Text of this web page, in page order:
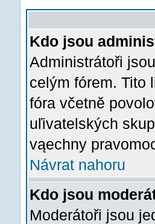
Kdo jsou
Administrátoři
celým fórem. Tito
fóra včetně
uľivatelských
vąechny
Návrat nahoru
Kdo jsou
Moderátoři jsou